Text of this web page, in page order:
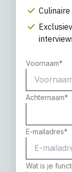
Voornaam*
Achternaam*
E-mailadres*
Wat is je